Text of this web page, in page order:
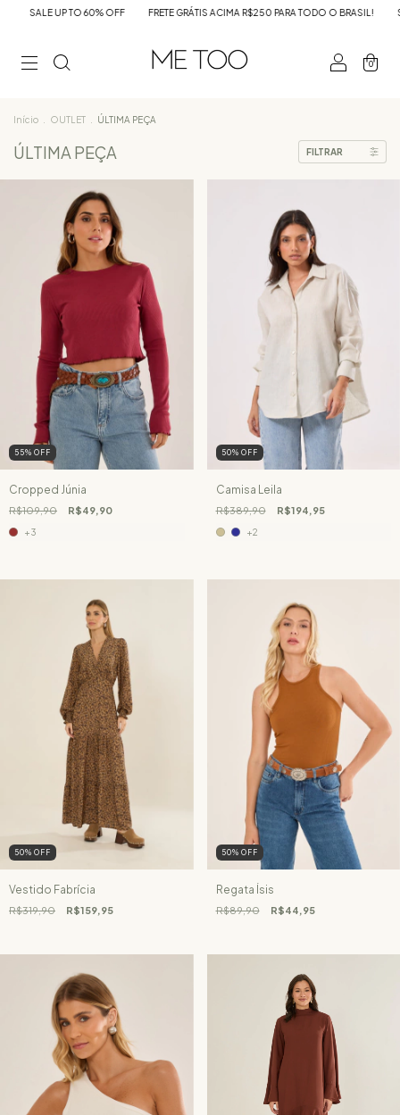
TO 60% OFF FRETE GRÁTIS ACIMA R$250 PARA TODO O BRASIL! SALE UP TO
0
Início OUTLET ÚLTIMA PEÇA
ÚLTIMA PEÇA FILTRAR
55% OFF
Cropped Júnia
R$109,90 R$49,90
+3
50% OFF
Camisa Leila
R$389,90 R$194,95
+2
50% OFF
Vestido Fabrícia
R$319,90 R$159,95
50% OFF
Regata Ísis
R$89,90 R$44,95